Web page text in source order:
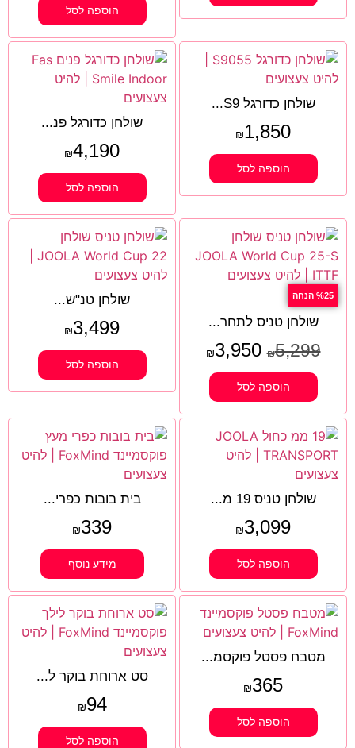
הוספה לסל
שולחן כדורגל S9...
₪1,850
הוספה לסל
שולחן כדורגל פנ...
₪4,190
הוספה לסל
%25 הנחה
שולחן טניס לתחר...
₪5,299
₪3,950
הוספה לסל
שולחן טנ"ש...
₪3,499
הוספה לסל
שולחן טניס 19 מ...
₪3,099
הוספה לסל
בית בובות כפרי...
₪339
מידע נוסף
מטבח פסטל פוקסמ...
₪365
הוספה לסל
סט ארוחת בוקר ל...
₪94
הוספה לסל